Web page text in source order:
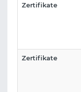
Zertifikate
Zertifikate